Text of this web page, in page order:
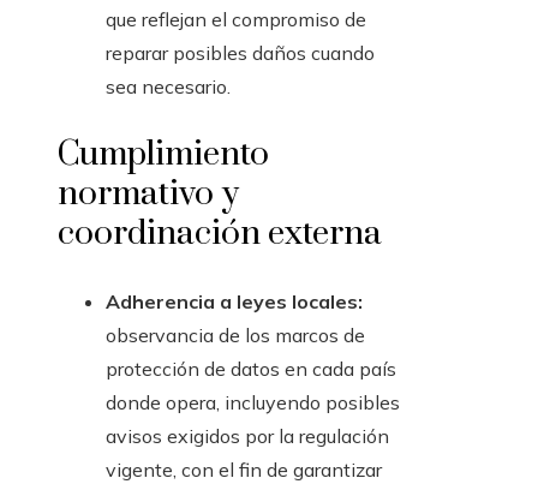
que reflejan el compromiso de
reparar posibles daños cuando
sea necesario.
Cumplimiento
normativo y
coordinación externa
Adherencia a leyes locales:
observancia de los marcos de
protección de datos en cada país
donde opera, incluyendo posibles
avisos exigidos por la regulación
vigente, con el fin de garantizar